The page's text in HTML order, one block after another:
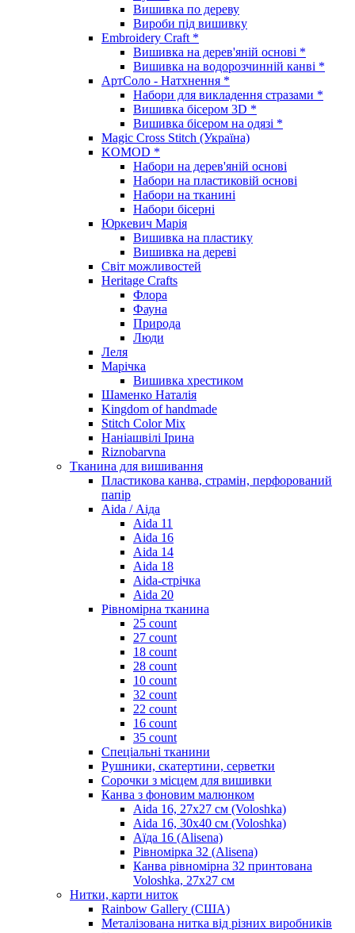
Вишивка по дереву
Вироби під вишивку
Embroidery Craft *
Вишивка на дерев'яній основі *
Вишивка на водорозчинній канві *
АртСоло - Натхнення *
Набори для викладення стразами *
Вишивка бісером 3D *
Вишивка бісером на одязі *
Magic Cross Stitch (Україна)
KOMOD *
Набори на дерев'яній основі
Набори на пластиковій основі
Набори на тканині
Набори бісерні
Юркевич Марія
Вишивка на пластику
Вишивка на дереві
Світ можливостей
Heritage Crafts
Флора
Фауна
Природа
Люди
Леля
Марічка
Вишивка хрестиком
Шаменко Наталія
Kingdom of handmade
Stitch Color Mix
Наніашвілі Ірина
Riznobarvna
Тканина для вишивання
Пластикова канва, страмін, перфорований
папір
Aida / Аіда
Aida 11
Aida 16
Aida 14
Aida 18
Aida-стрічка
Aida 20
Рівномірна тканина
25 count
27 count
18 count
28 count
10 count
32 count
22 count
16 count
35 count
Спеціальні тканини
Рушники, скатертини, серветки
Сорочки з місцем для вишивки
Канва з фоновим малюнком
Aida 16, 27х27 см (Voloshka)
Aida 16, 30х40 см (Voloshka)
Аїда 16 (Alisena)
Рівномірка 32 (Alisena)
Канва рівномірна 32 принтована
Voloshka, 27х27 см
Нитки, карти ниток
Rainbow Gallery (США)
Металізована нитка від різних виробників